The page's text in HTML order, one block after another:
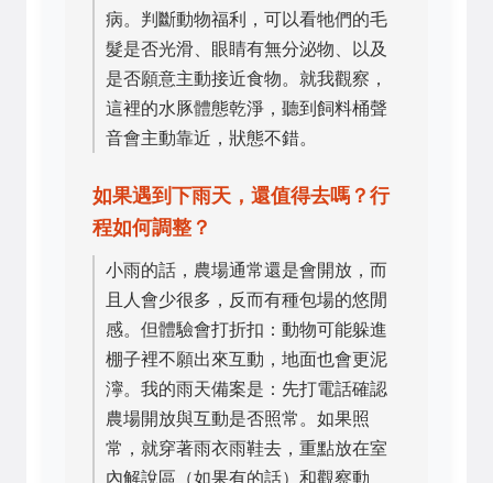
病。判斷動物福利，可以看牠們的毛
髮是否光滑、眼睛有無分泌物、以及
是否願意主動接近食物。就我觀察，
這裡的水豚體態乾淨，聽到飼料桶聲
音會主動靠近，狀態不錯。
如果遇到下雨天，還值得去嗎？行
程如何調整？
小雨的話，農場通常還是會開放，而
且人會少很多，反而有種包場的悠閒
感。但體驗會打折扣：動物可能躲進
棚子裡不願出來互動，地面也會更泥
濘。我的雨天備案是：先打電話確認
農場開放與互動是否照常。如果照
常，就穿著雨衣雨鞋去，重點放在室
內解說區（如果有的話）和觀察動